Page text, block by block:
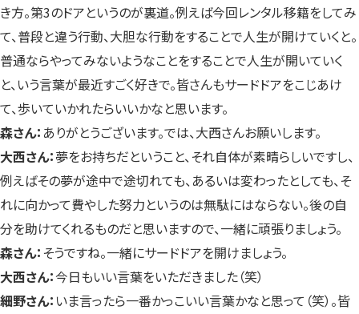
き方。第3のドアというのが裏道。例えば今回レンタル移籍をしてみ
て、普段と違う行動、大胆な行動をすることで人生が開けていくと。
普通ならやってみないようなことをすることで人生が開いていく
と、いう言葉が最近すごく好きで。皆さんもサードドアをこじあけ
て、歩いていかれたらいいかなと思います。
森さん： ありがとうございます。では、大西さんお願いします。
大西さん：夢をお持ちだということ、それ自体が素晴らしいですし、
例えばその夢が途中で途切れても、あるいは変わったとしても、そ
れに向かって費やした努力というのは無駄にはならない。後の自
分を助けてくれるものだと思いますので、一緒に頑張りましょう。
森さん： そうですね。一緒にサードドアを開けましょう。
大西さん：今日もいい言葉をいただきました（笑）
細野さん： いま言ったら一番かっこいい言葉かなと思って（笑）。皆